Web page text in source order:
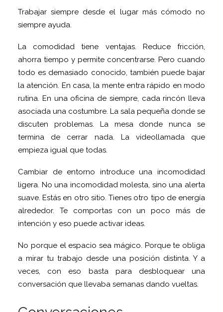
Trabajar siempre desde el lugar más cómodo no
siempre ayuda.
La comodidad tiene ventajas. Reduce fricción,
ahorra tiempo y permite concentrarse. Pero cuando
todo es demasiado conocido, también puede bajar
la atención. En casa, la mente entra rápido en modo
rutina. En una oficina de siempre, cada rincón lleva
asociada una costumbre. La sala pequeña donde se
discuten problemas. La mesa donde nunca se
termina de cerrar nada. La videollamada que
empieza igual que todas.
Cambiar de entorno introduce una incomodidad
ligera. No una incomodidad molesta, sino una alerta
suave. Estás en otro sitio. Tienes otro tipo de energía
alrededor. Te comportas con un poco más de
intención y eso puede activar ideas.
No porque el espacio sea mágico. Porque te obliga
a mirar tu trabajo desde una posición distinta. Y a
veces, con eso basta para desbloquear una
conversación que llevaba semanas dando vueltas.